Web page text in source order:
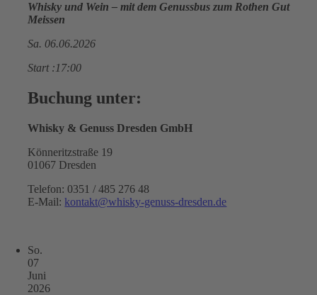
Whisky und Wein – mit dem Genussbus zum Rothen Gut
Meissen
Sa. 06.06.2026
Start :17:00
Buchung unter:
Whisky & Genuss Dresden GmbH
Könneritzstraße 19
01067 Dresden
Telefon: 0351 / 485 276 48
E-Mail: kontakt@whisky-genuss-dresden.de
So.
07
Juni
2026